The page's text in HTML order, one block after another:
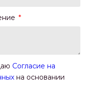
Согласие на
на основании